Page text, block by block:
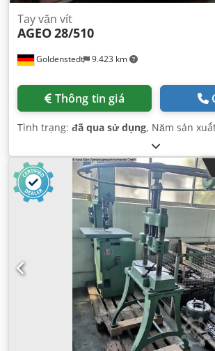
Goldenstedt 9.423 km
Tay vặn vít
AGEO28/510
Thông tin giá
Tình trạng: đã qua sử dụng, Năm sản